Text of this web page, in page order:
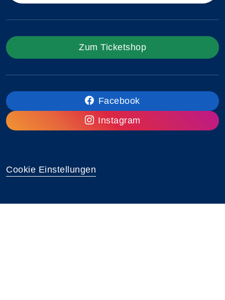
Zum Ticketshop
Facebook
Instagram
Cookie Einstellungen